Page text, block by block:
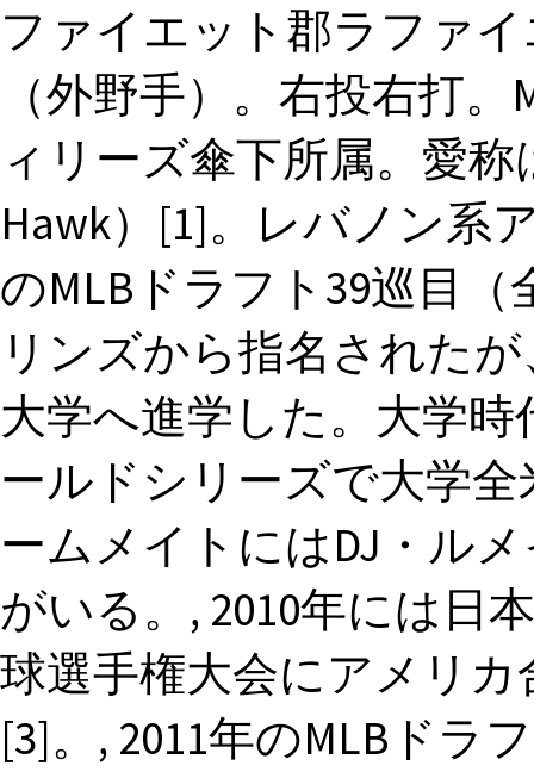
ファイエット郡ラファ
（外野手）。右投右打
ィリーズ傘下所属。愛
Hawk）[1]。レバノン系
のMLBドラフト39巡目
リンズから指名された
大学へ進学した。大学
ールドシリーズで大学
ームメイトにはDJ・ル
がいる。, 2010年には日
球選手権大会にアメリ
[3]。, 2011年のMLBドラ